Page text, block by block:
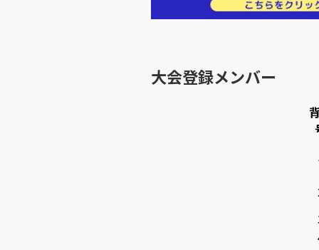
大会登録メンバー